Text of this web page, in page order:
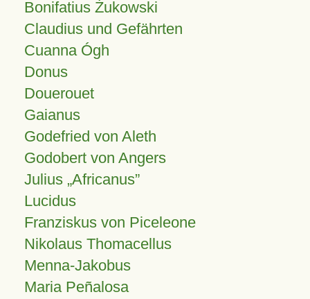
Bonifatius Żukowski
Claudius und Gefährten
Cuanna Ógh
Donus
Douerouet
Gaianus
Godefried von Aleth
Godobert von Angers
Julius Africanus
Lucidus
Franziskus von Piceleone
Nikolaus Thomacellus
Menna-Jakobus
Maria Peñalosa